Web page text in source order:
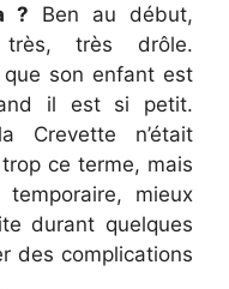
? Ben au début,
très, très drôle.
que son enfant est
il est si petit.
n’était
trop ce terme, mais
mieux
durant quelques
des complications